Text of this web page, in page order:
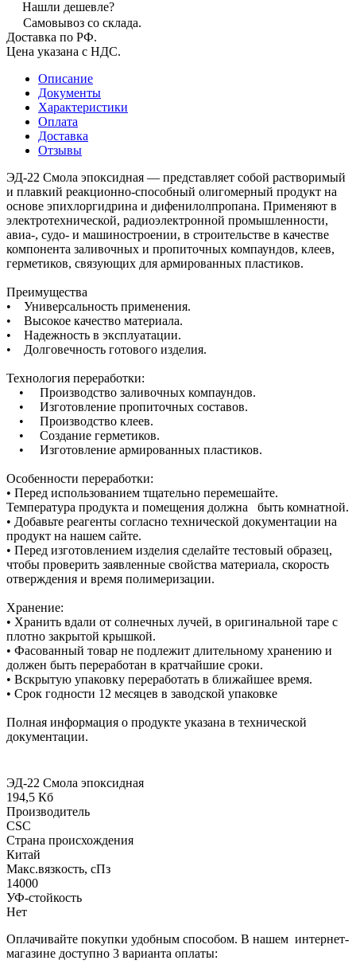
Нашли дешевле?
Самовывоз со склада.
Доставка по РФ.
Цена указана с НДС.
Описание
Документы
Характеристики
Оплата
Доставка
Отзывы
ЭД-22 Смола эпоксидная — представляет собой растворимый
и плавкий реакционно-способный олигомерный продукт на
основе эпихлоргидрина и дифенилолпропана. Применяют в
электротехнической, радиоэлектронной промышленности,
авиа-, судо- и машиностроении, в строительстве в качестве
компонента заливочных и пропиточных компаундов, клеев,
герметиков, связующих для армированных пластиков.
Преимущества
• Универсальность применения.
• Высокое качество материала.
• Надежность в эксплуатации.
• Долговечность готового изделия.
Технология переработки:
• Производство заливочных компаундов.
• Изготовление пропиточных составов.
• Производство клеев.
• Создание герметиков.
• Изготовление армированных пластиков.
Особенности переработки:
• Перед использованием тщательно перемешайте.
Температура продукта и помещения должна быть комнатной.
• Добавьте реагенты согласно технической документации на
продукт на нашем сайте.
• Перед изготовлением изделия сделайте тестовый образец,
чтобы проверить заявленные свойства материала, скорость
отверждения и время полимеризации.
Хранение:
• Хранить вдали от солнечных лучей, в оригинальной таре с
плотно закрытой крышкой.
• Фасованный товар не подлежит длительному хранению и
должен быть переработан в кратчайшие сроки.
• Вскрытую упаковку переработать в ближайшее время.
• Срок годности 12 месяцев в заводской упаковке
Полная информация о продукте указана в технической
документации.
ЭД-22 Смола эпоксидная
194,5 Кб
Производитель
CSC
Страна происхождения
Китай
Макс.вязкoсть, сПз
14000
УФ-стойкость
Нет
Оплачивайте покупки удобным способом. В нашем интернет-
магазине доступно 3 варианта оплаты: